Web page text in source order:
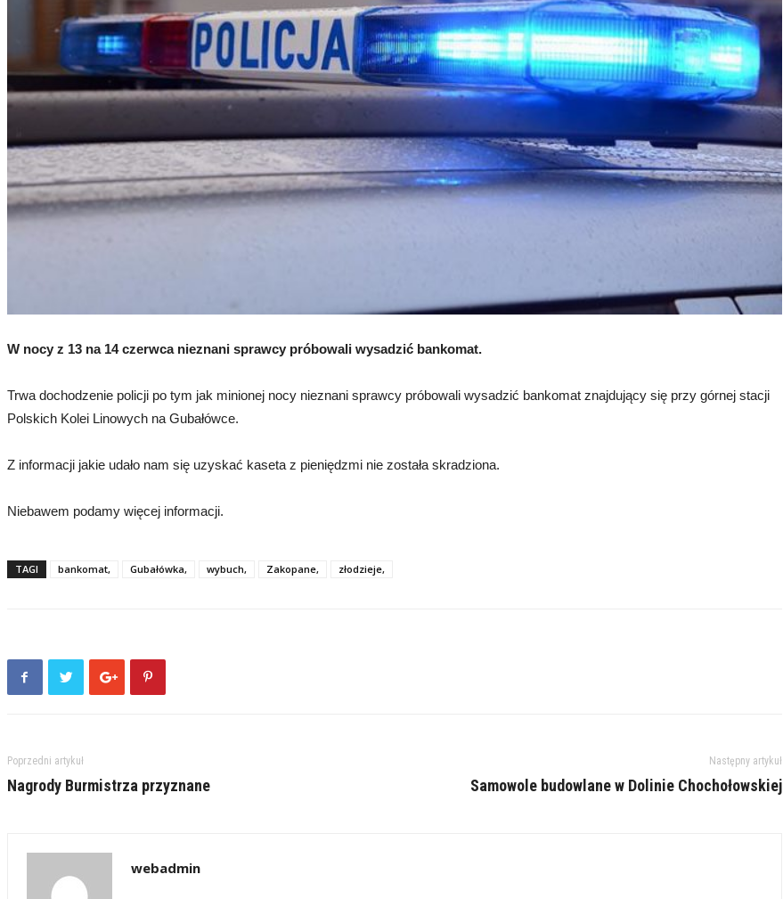
W nocy z 13 na 14 czerwca nieznani sprawcy próbowali wysadzić bankomat.
Trwa dochodzenie policji po tym jak minionej nocy nieznani sprawcy próbowali wysadzić bankomat znajdujący się przy górnej stacji
Polskich Kolei Linowych na Gubałówce.
Z informacji jakie udało nam się uzyskać kaseta z pieniędzmi nie została skradziona.
Niebawem podamy więcej informacji.
TAGI bankomat, Gubałówka, wybuch, Zakopane, złodzieje,
Poprzedni artykuł
Nagrody Burmistrza przyznane
Następny artykuł
Samowole budowlane w Dolinie Chochołowskiej
webadmin